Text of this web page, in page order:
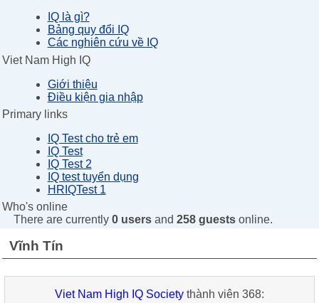
IQ là gì?
Bảng quy đổi IQ
Các nghiên cứu về IQ
Viet Nam High IQ
Giới thiệu
Điều kiện gia nhập
Primary links
IQ Test cho trẻ em
IQ Test
IQ Test 2
IQ test tuyển dụng
HRIQTest 1
Who's online
There are currently 0 usersand 258 guestsonline.
Vĩnh Tín
Viet Nam High IQ Societythành viên 368: